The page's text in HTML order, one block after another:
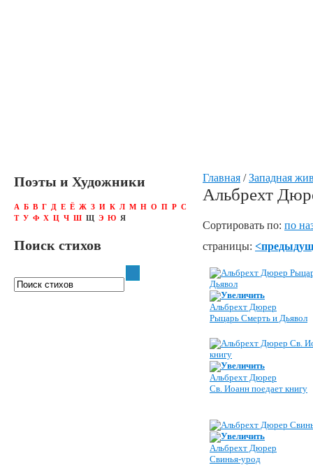
Главная /Западная
Альбрехт
Сортировать по: по
страницы:
Увеличить
Альбрехт Дюрер
Рыцарь Смерть и Дьявол
Увеличить
Альбрехт Дюрер
Св. Иоанн поедает книгу
Увеличить
Альбрехт Дюрер
Свинья-урод
Поэты и Художники
А Б В Г Д Е Ё Ж З И К Л М Н О П Р С
Т У Ф Х Ц Ч Ш Щ Э Ю Я
Поиск стихов